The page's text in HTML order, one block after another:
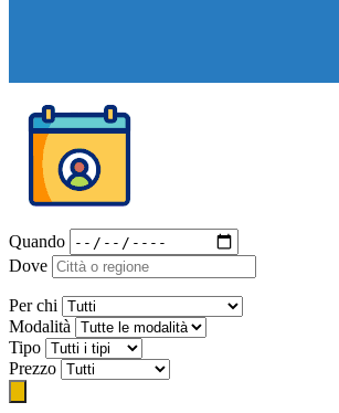
Quando
Dove
Per chi
Modalità
Tipo
Prezzo